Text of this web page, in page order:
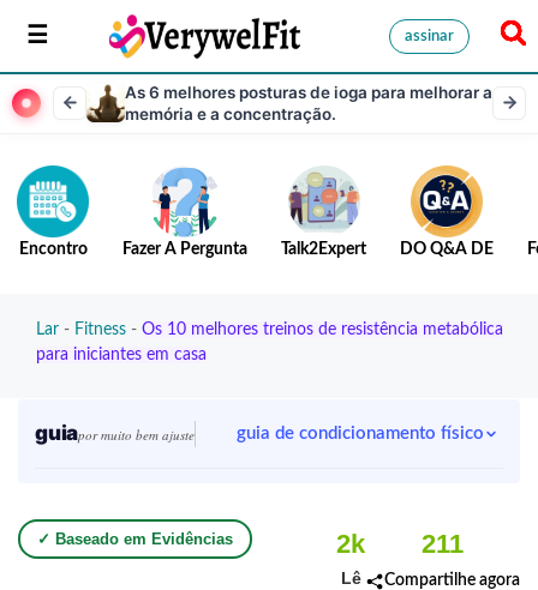
assinar
As 6 melhores posturas de ioga para melhorar a
memória e a concentração.
Encontro Fazer A Pergunta Talk2Expert DO Q&A DE
Lar - Fitness - Os 10 melhores treinos de resistência metabólica
para iniciantes em casa
guiapor muito bem ajuste guia de condicionamento físico
✓ Baseado em Evidências 2k
Lê
211
Compartilhe agora